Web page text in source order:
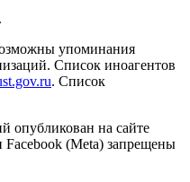
упоминания
Список иноагентов
. Список
опубликован на сайте
Facebook (Metа) запрещены